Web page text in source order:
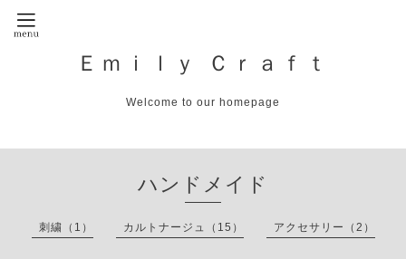
Ｅｍｉｌｙ Ｃｒａｆｔ
Welcome to our homepage
ハンドメイド
刺繍（1） カルトナージュ（15） アクセサリー（2）